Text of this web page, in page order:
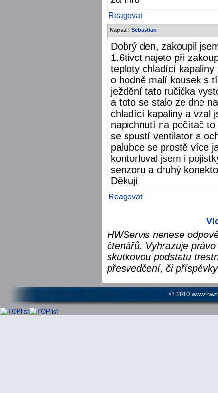
Reagovat
Napsal: Sebastian
Dobrý den, zakoupil
1.6tivct najeto při
teploty chladící
o hodně malí kousek s
ježdění tato ručička
a toto se stalo ze dne
chladící kapaliny a vzal
napichnutí na počítač
se spustí ventilator a
palubce se prostě více
kontorloval jsem i
senzoru a druhý
Děkuji
Reagovat
HWServis nenese
čtenářů. Vyhrazuje
skutkovou podstatu
přesvedčení, či
© 2010